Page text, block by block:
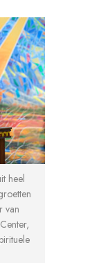
heel
van